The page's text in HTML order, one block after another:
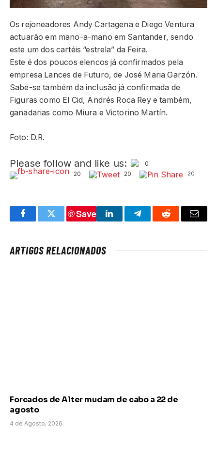
Os rejoneadores Andy Cartagena e Diego Ventura
actuarão em mano-a-mano em Santander, sendo
este um dos cartéis “estrela” da Feira.
Este é dos poucos elencos já confirmados pela
empresa Lances de Futuro, de José Maria Garzón.
Sabe-se também da inclusão já confirmada de
Figuras como El Cid, Andrés Roca Rey e também,
ganadarias como Miura e Victorino Martín.
Foto: D.R.
Please follow and like us:
0
20
20 20
FacebookTwitter
Save
LinkedInTelegramReddit Email
ARTIGOS RELACIONADOS
Forcados de Alter mudam de cabo a 22 de
agosto
4 de Agosto, 2026